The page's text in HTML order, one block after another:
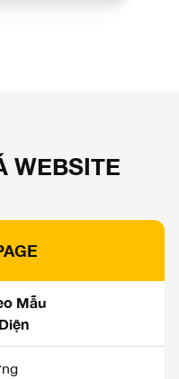
WEBSITE
Mẫu